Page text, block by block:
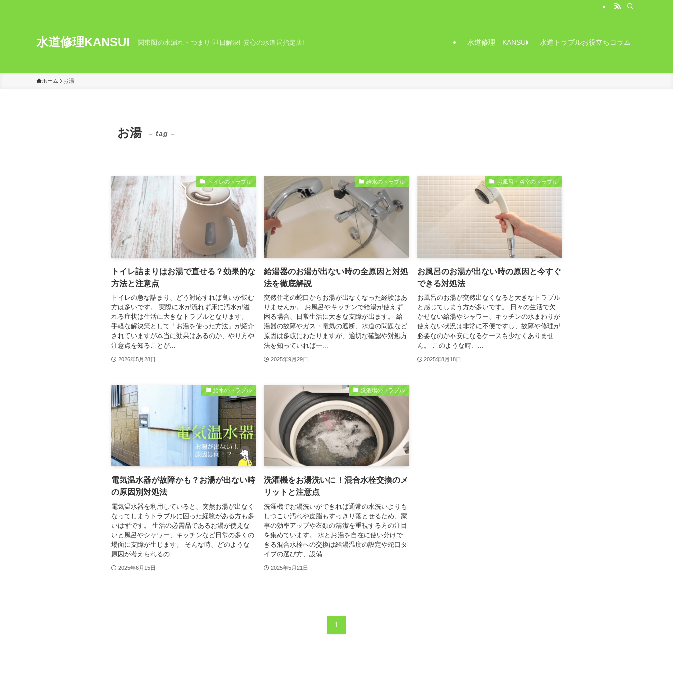
水道修理KANSUI 関東圏の水漏れ・つまり 即日解決! 安心の水道局指定店! 水道修理 KANSUI 水道トラブルお役立ちコラム
ホーム お湯
お湯 – tag –
トイレのトラブル
トイレ詰まりはお湯で直せる？効果的な
方法と注意点
トイレの急な詰まり、どう対応すれば良いか悩む
方は多いです。 実際に水が流れず床に汚水が溢
れる症状は生活に大きなトラブルとなります。
手軽な解決策として「お湯を使った方法」が紹介
されていますが本当に効果はあるのか、やり方や
注意点を知ることが...
2026年5月28日
給水のトラブル
給湯器のお湯が出ない時の全原因と対処
法を徹底解説
突然住宅の蛇口からお湯が出なくなった経験はあ
りませんか。 お風呂やキッチンで給湯が使えず
困る場合、日常生活に大きな支障が出ます。 給
湯器の故障やガス・電気の遮断、水道の問題など
原因は多岐にわたりますが、適切な確認や対処方
法を知っていれば一...
2025年9月29日
お風呂・浴室のトラブル
お風呂のお湯が出ない時の原因と今すぐ
できる対処法
お風呂のお湯が突然出なくなると大きなトラブル
と感じてしまう方が多いです。 日々の生活で欠
かせない給湯やシャワー、キッチンの水まわりが
使えない状況は非常に不便ですし、故障や修理が
必要なのか不安になるケースも少なくありませ
ん。 このような時、...
2025年8月18日
給水のトラブル
電気温水器が故障かも？お湯が出ない時
の原因別対処法
電気温水器を利用していると、突然お湯が出なく
なってしまうトラブルに困った経験がある方も多
いはずです。 生活の必需品であるお湯が使えな
いと風呂やシャワー、キッチンなど日常の多くの
場面に支障が生じます。 そんな時、どのような
原因が考えられるの...
2025年6月15日
洗濯場のトラブル
洗濯機をお湯洗いに！混合水栓交換のメ
リットと注意点
洗濯機でお湯洗いができれば通常の水洗いよりも
しつこい汚れや皮脂もすっきり落とせるため、家
事の効率アップや衣類の清潔を重視する方の注目
を集めています。 水とお湯を自在に使い分けで
きる混合水栓への交換は給湯温度の設定や蛇口タ
イプの選び方、設備...
2025年5月21日
1